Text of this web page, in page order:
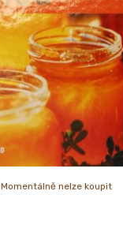
Momentálně nelze koupit